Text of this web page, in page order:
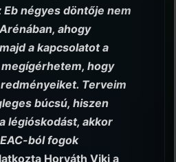
négyes döntője nem
ahogy
a kapcsolatot a
hogy
Terveim
búcsú, hiszen
légióskodást, akkor
ból fogok
Horváth Viki a